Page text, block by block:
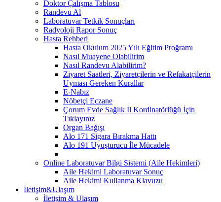
Doktor Çalışma Tablosu
Randevu Al
Laboratuvar Tetkik Sonuçları
Radyoloji Rapor Sonuç
Hasta Rehberi
Hasta Okulum 2025 Yılı Eğitim Proğramı
Nasıl Muayene Olabilirim
Nasıl Randevu Alabilirim?
Ziyaret Saatleri, Ziyaretçilerin ve Refakatçilerin
Uyması Gereken Kurallar
E-Nabız
Nöbetçi Eczane
Çorum Evde Sağlık İl Kordinatörlüğü İçin
Tıklayınız
Organ Bağışı
Alo 171 Sigara Bırakma Hattı
Alo 191 Uyuşturucu İle Mücadele
Online Laboratuvar Bilgi Sistemi (Aile Hekimleri)
Aile Hekimi Laboratuvar Sonuç
Aile Hekimi Kullanma Klavuzu
İletişim&Ulaşım
İletişim & Ulaşım